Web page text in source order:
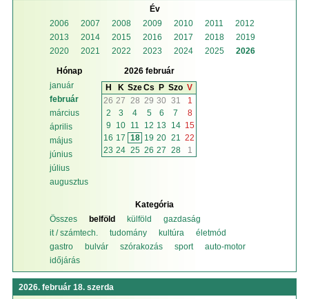
Év
2006
2007 2008 2009 2010 2011
2012
2013
2014 2015 2016 2017 2018
2019
2020
2021 2022 2023 2024 2025 2026
Hónap
január
február
március
április
május
június
július
augusztus
2026 február
H
K SzeCs P Szo V
26 27 28 29 30 31
1
2
3 4 5 6 7
8
9
10 11 12 13 14 15
16 17 18 19 20 21
22
23 24 25 26 27 28 1
Kategória
Összes
belföld külföld
gazdaság
it / számtech.
tudomány kultúra
életmód
gastro
bulvár szórakozás sport
auto-motor
időjárás
2026. február 18. szerda